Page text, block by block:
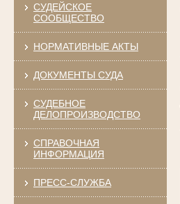
СУДЕЙСКОЕ
СООБЩЕСТВО
НОРМАТИВНЫЕ АКТЫ
ДОКУМЕНТЫ СУДА
СУДЕБНОЕ
ДЕЛОПРОИЗВОДСТВО
СПРАВОЧНАЯ
ИНФОРМАЦИЯ
ПРЕСС-СЛУЖБА